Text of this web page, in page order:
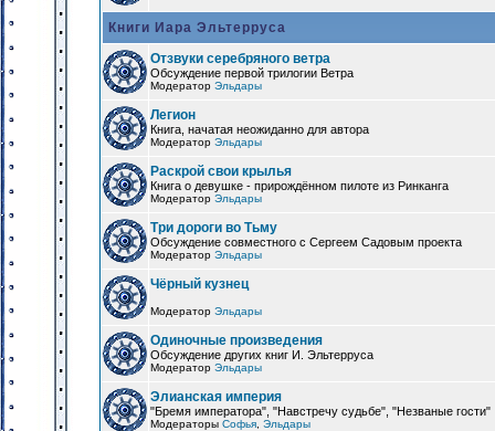
Книги Иара Эльтерруса
Отзвуки серебряного ветра
Обсуждение первой трилогии Ветра
Модератор Эльдары
Легион
Книга, начатая неожиданно для автора
Модератор Эльдары
Раскрой свои крылья
Книга о девушке - прирождённом пилоте из Ринканга
Модератор Эльдары
Три дороги во Тьму
Обсуждение совместного с Сергеем Садовым проекта
Модератор Эльдары
Чёрный кузнец
Модератор Эльдары
Одиночные произведения
Обсуждение других книг И. Эльтерруса
Модератор Эльдары
Элианская империя
"Бремя императора", "Навстречу судьбе", "Незваные гости"
Модераторы Софья Эльдары